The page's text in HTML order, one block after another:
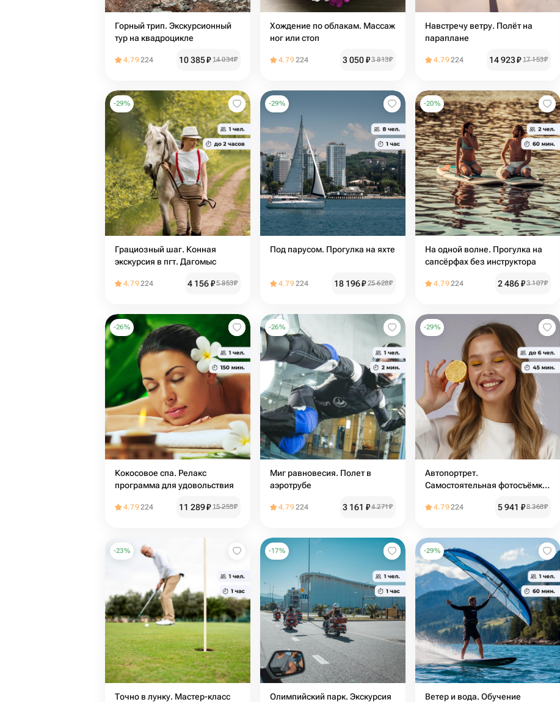
Горный трип. Экскурсионный
тур на квадроцикле
4.79224 10 385₽ 14 034₽
Хождение по облакам. Массаж
ног или стоп
4.79224 3 050₽3 813₽
Навстречу ветру. Полёт на
параплане
4.79224 14 923₽ 17 153₽
-29%
Грациозный шаг. Конная
экскурсия в пгт. Дагомыс
4.79224 4 156₽5 853₽
-29%
Под парусом. Прогулка на яхте
4.79224 18 196₽ 25 628₽
-20%
На одной волне. Прогулка на
сапсёрфах без инструктора
4.79224 2 486₽3 107₽
-26%
Кокосовое спа. Релакс
программа для удовольствия
4.79224 11 289₽ 15 255₽
-26%
Миг равновесия. Полет в
аэротрубе
4.79224 3 161 ₽4 271₽
-29%
Автопортрет.
Самостоятельная фотосъёмка
4.79224 5 941 ₽8 368₽
-23%
Точно в лунку. Мастер-класс
-17%
Олимпийский парк. Экскурсия
-29%
Ветер и вода. Обучение